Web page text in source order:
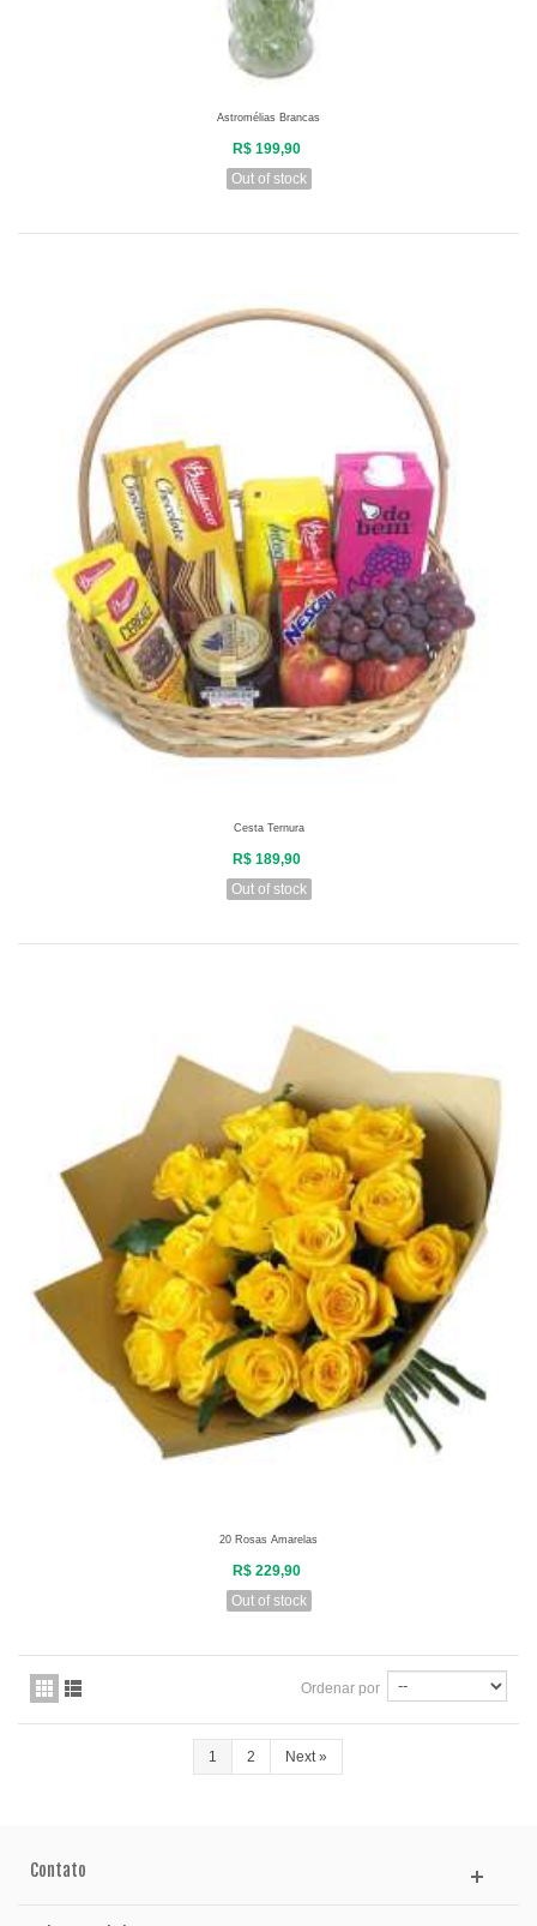
Astromélias Brancas
R$ 199,90
Out of stock
Cesta Ternura
R$ 189,90
Out of stock
20 Rosas Amarelas
R$ 229,90
Out of stock
Ordenar por
1 2 Next »
Contato